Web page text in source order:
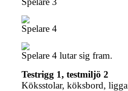
Spelare 4
Spelare 4 lutar sig fram.
Testrigg 1, testmiljö 2
Köksstolar, köksbord,